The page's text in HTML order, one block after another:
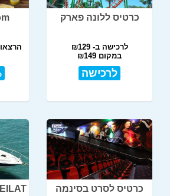
כרטיס ללונה פארק
לרכישה ב- ₪129
במקום ₪149
לרכישה
כרטיס לסרט בסינמה